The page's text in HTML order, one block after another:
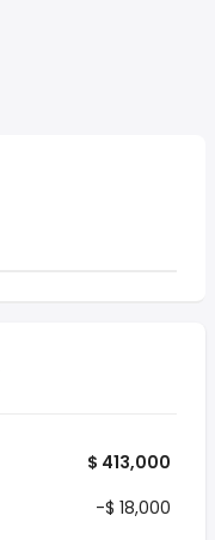
$ 413,000
-$ 18,000